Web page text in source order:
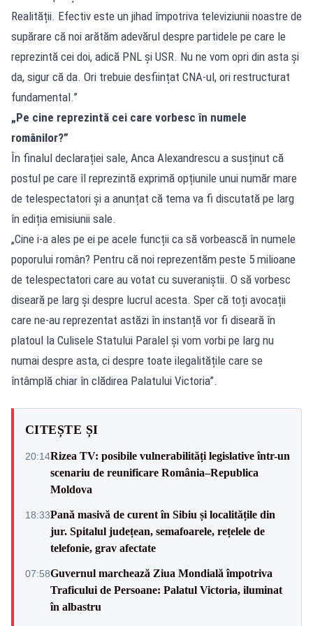
Realității. Efectiv este un jihad împotriva televiziunii noastre de
supărare că noi arătăm adevărul despre partidele pe care le
reprezintă cei doi, adică PNL și USR. Nu ne vom opri din asta și
da, sigur că da. Ori trebuie desființat CNA-ul, ori restructurat
fundamental.”
„Pe cine reprezintă cei care vorbesc în numele
românilor?”
În finalul declarației sale, Anca Alexandrescu a susținut că
postul pe care îl reprezintă exprimă opțiunile unui număr mare
de telespectatori și a anunțat că tema va fi discutată pe larg
în ediția emisiunii sale.
„Cine i-a ales pe ei pe acele funcții ca să vorbească în numele
poporului român? Pentru că noi reprezentăm peste 5 milioane
de telespectatori care au votat cu suveraniștii. O să vorbesc
diseară pe larg și despre lucrul acesta. Sper că toți avocații
care ne-au reprezentat astăzi în instanță vor fi diseară în
platoul la Culisele Statului Paralel și vom vorbi pe larg nu
numai despre asta, ci despre toate ilegalitățile care se
întâmplă chiar în clădirea Palatului Victoria”.
CITEȘTE ȘI
20:14Rizea TV: posibile vulnerabilități legislative într-un
scenariu de reunificare România–Republica
Moldova
18:33Pană masivă de curent în Sibiu și localitățile din
jur. Spitalul județean, semafoarele, rețelele de
telefonie, grav afectate
07:58Guvernul marchează Ziua Mondială împotriva
Traficului de Persoane: Palatul Victoria, iluminat
în albastru